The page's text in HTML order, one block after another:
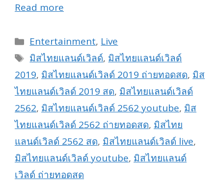
Read more
Categories
Entertainment, Live
Tags
มิสไทยแลนด์เวิลด์, มิสไทยแลนด์เวิลด์
2019, มิสไทยแลนด์เวิลด์ 2019 ถ่ายทอดสด, มิส
ไทยแลนด์เวิลด์ 2019 สด, มิสไทยแลนด์เวิลด์
2562, มิสไทยแลนด์เวิลด์ 2562 youtube, มิส
ไทยแลนด์เวิลด์ 2562 ถ่ายทอดสด, มิสไทย
แลนด์เวิลด์ 2562 สด, มิสไทยแลนด์เวิลด์ live,
มิสไทยแลนด์เวิลด์ youtube, มิสไทยแลนด์
เวิลด์ ถ่ายทอดสด